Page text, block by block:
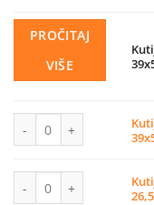
PROČITAJ
VIŠE
Kutija T Box M 31 l
Kutija T Box S 20 l